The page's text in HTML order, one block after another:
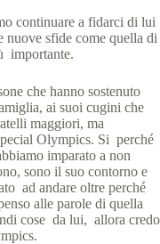
continuare a fidarci di lui
nuove sfide come quella di
importante.
che hanno sostenuto
ai suoi cugini che
maggiori, ma
Olympics. Si perché
imparato a non
sono il suo contorno e
ad andare oltre perché
alle parole di quella
cose da lui, allora credo